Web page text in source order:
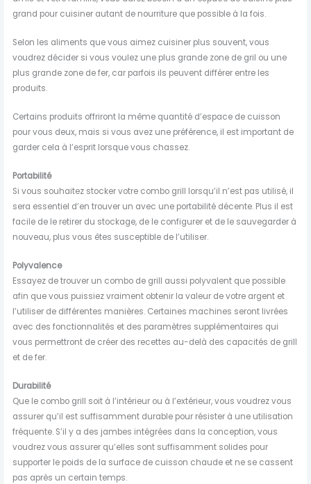
grand pour cuisiner autant de nourriture que possible à la fois.
Selon les aliments que vous aimez cuisiner plus souvent, vous
voudrez décider si vous voulez une plus grande zone de gril ou une
plus grande zone de fer, car parfois ils peuvent différer entre les
produits.
Certains produits offriront la même quantité d’espace de cuisson
pour vous deux, mais si vous avez une préférence, il est important de
garder cela à l’esprit lorsque vous chassez.
Portabilité
Si vous souhaitez stocker votre combo grill lorsqu’il n’est pas utilisé, il
sera essentiel d’en trouver un avec une portabilité décente. Plus il est
facile de le retirer du stockage, de le configurer et de le sauvegarder à
nouveau, plus vous êtes susceptible de l’utiliser.
Polyvalence
Essayez de trouver un combo de grill aussi polyvalent que possible
afin que vous puissiez vraiment obtenir la valeur de votre argent et
l’utiliser de différentes manières. Certaines machines seront livrées
avec des fonctionnalités et des paramètres supplémentaires qui
vous permettront de créer des recettes au-delà des capacités de grill
et de fer.
Durabilité
Que le combo grill soit à l’intérieur ou à l’extérieur, vous voudrez vous
assurer qu’il est suffisamment durable pour résister à une utilisation
fréquente. S’il y a des jambes intégrées dans la conception, vous
voudrez vous assurer qu’elles sont suffisamment solides pour
supporter le poids de la surface de cuisson chaude et ne se cassent
pas après un certain temps.